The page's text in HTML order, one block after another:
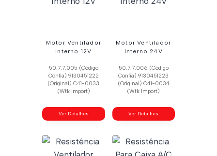
Motor Ventilador
Interno 12V
50.7.7.005 (Código
Confia) 9130451222
(Original) C41-0033
(Wtk Import)
Ver Detalhes
Motor Ventilador
Interno 24V
50.7.7.006 (Código
Confia) 9130451223
(Original) C41-0034
(Wtk Import)
Ver Detalhes